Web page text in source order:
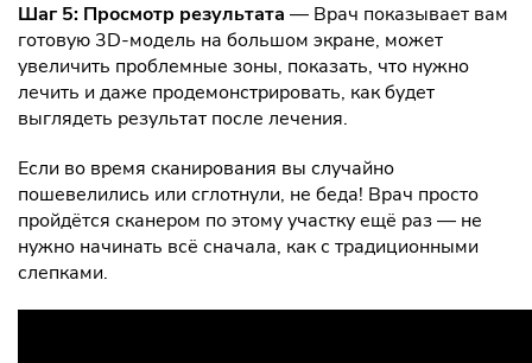
Шаг 5: Просмотр результата — Врач показывает вам
готовую 3D-модель на большом экране, может
увеличить проблемные зоны, показать, что нужно
лечить и даже продемонстрировать, как будет
выглядеть результат после лечения.
Если во время сканирования вы случайно
пошевелились или сглотнули, не беда! Врач просто
пройдётся сканером по этому участку ещё раз — не
нужно начинать всё сначала, как с традиционными
слепками.